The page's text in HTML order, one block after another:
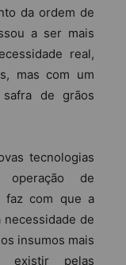
da ordem de
a ser mais
real,
mas com um
de grãos
tecnologias
operação de
faz com que a
necessidade de
insumos mais
existir pelas